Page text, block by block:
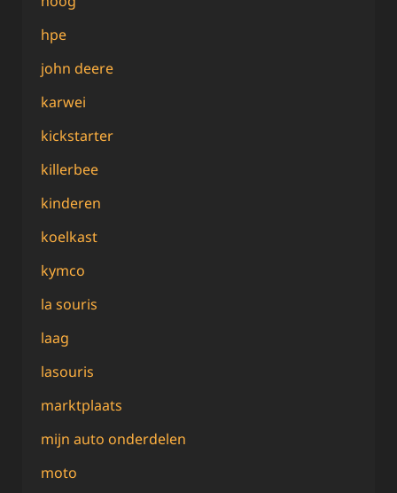
hpe
john deere
karwei
kickstarter
killerbee
kinderen
koelkast
kymco
la souris
laag
lasouris
marktplaats
mijn auto onderdelen
moto